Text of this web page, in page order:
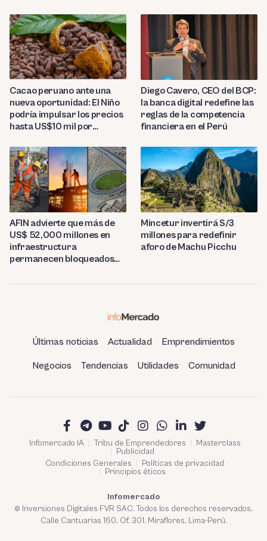
Cacao peruano ante una
nueva oportunidad: El Niño
podría impulsar los precios
hasta US$10 mil por
Diego Cavero, CEO del BCP:
la banca digital redefine las
reglas de la competencia
financiera en el Perú
AFIN advierte que más de
US$ 52,000 millones en
infraestructura
permanecen bloqueados
Mincetur invertirá S/3
millones para redefinir
aforo de Machu Picchu
Últimas noticias Actualidad Emprendimientos
Negocios Tendencias Utilidades Comunidad
Infomercado IA Tribu de Emprendedores
Masterclass
Publicidad
Condiciones Generales
Políticas de privacidad
Principios éticos
Infomercado
© Inversiones Digitales FVR SAC. Todos los derechos reservados.
Calle Cantuarias 160. Of. 301. Miraflores, Lima-Perú.